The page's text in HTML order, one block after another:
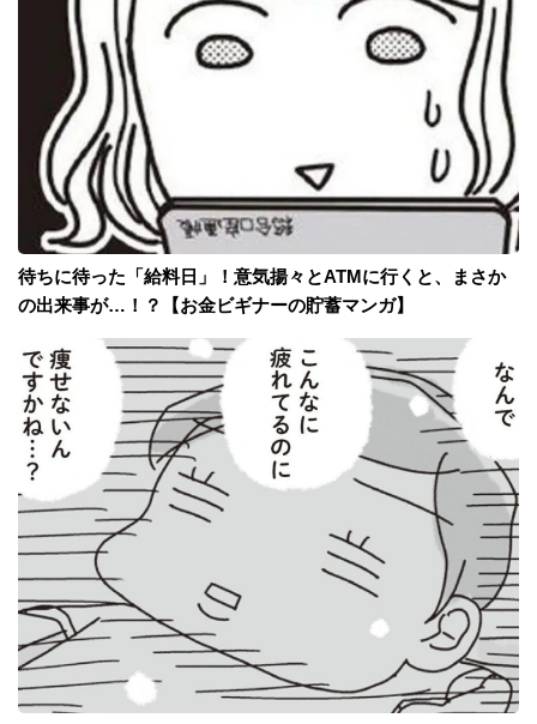
待ちに待った「給料日」！意気揚々とATMに行くと、まさか
の出来事が…！？【お金ビギナーの貯蓄マンガ】